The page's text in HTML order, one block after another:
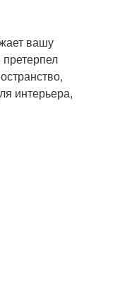
вашу
интерьера,